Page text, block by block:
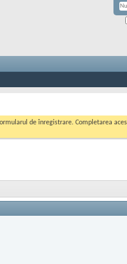
de înregistrare. Completarea